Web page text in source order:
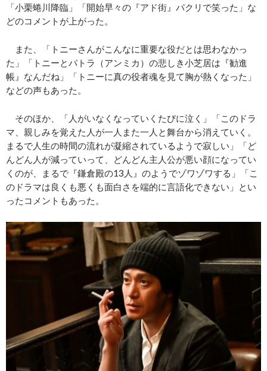
「小栗蜷川降臨」「開始早々の『アド街』パクリで笑った」な
どのコメントが上がった。
また、「トニーさんがこんなに重要な役だとは思わなかっ
た」「トニーとパトラ（アンミカ）の悲しき小芝居は『勧進
帳』なんだね」「トニーに真の役者魂を見て胸が熱くなった」
などの声もあった。
そのほか、「人がいなくなっていくたびに泣く」「このドラ
マ、親しみを覚えた人が一人また一人と舞台から消えていく。
まるで人生の時間の流れが凝縮されているようで寂しい」「ど
んどん人が減っていって、どんどん主人公が悪い顔になってい
くのが、まるで『鎌倉殿の13人』のようでゾワゾワする」「こ
のドラマは良くも悪くも面白さを端的に言語化できない」とい
ったコメントもあった。